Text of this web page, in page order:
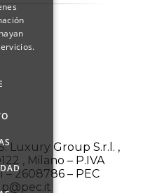
Luxury Group S.r.l. ,
, Milano – P.IVA
– 2608786 – PEC